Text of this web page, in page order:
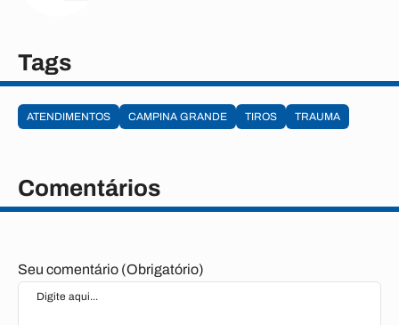
Tags
ATENDIMENTOS CAMPINA GRANDE TIROS TRAUMA
Comentários
Seu comentário (Obrigatório)